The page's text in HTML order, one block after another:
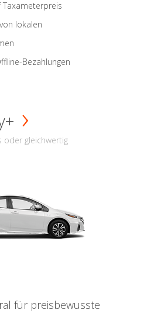
Taxameterpreis
lokalen
Bezahlungen
oder gleichwertig
für preisbewusste